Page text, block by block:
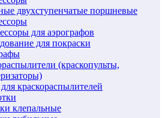
двухступенчатые поршневые
для аэрографов
для покраски
(краскопульты,
краскораспылителей
клепальные